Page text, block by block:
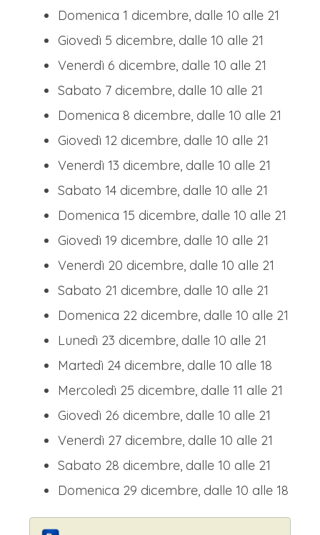
Domenica 1 dicembre, dalle 10 alle 21
Giovedì 5 dicembre, dalle 10 alle 21
Venerdì 6 dicembre, dalle 10 alle 21
Sabato 7 dicembre, dalle 10 alle 21
Domenica 8 dicembre, dalle 10 alle 21
Giovedì 12 dicembre, dalle 10 alle 21
Venerdì 13 dicembre, dalle 10 alle 21
Sabato 14 dicembre, dalle 10 alle 21
Domenica 15 dicembre, dalle 10 alle 21
Giovedì 19 dicembre, dalle 10 alle 21
Venerdì 20 dicembre, dalle 10 alle 21
Sabato 21 dicembre, dalle 10 alle 21
Domenica 22 dicembre, dalle 10 alle 21
Lunedì 23 dicembre, dalle 10 alle 21
Martedì 24 dicembre, dalle 10 alle 18
Mercoledì 25 dicembre, dalle 11 alle 21
Giovedì 26 dicembre, dalle 10 alle 21
Venerdì 27 dicembre, dalle 10 alle 21
Sabato 28 dicembre, dalle 10 alle 21
Domenica 29 dicembre, dalle 10 alle 18